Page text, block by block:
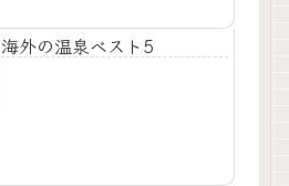
海外の温泉ベスト5